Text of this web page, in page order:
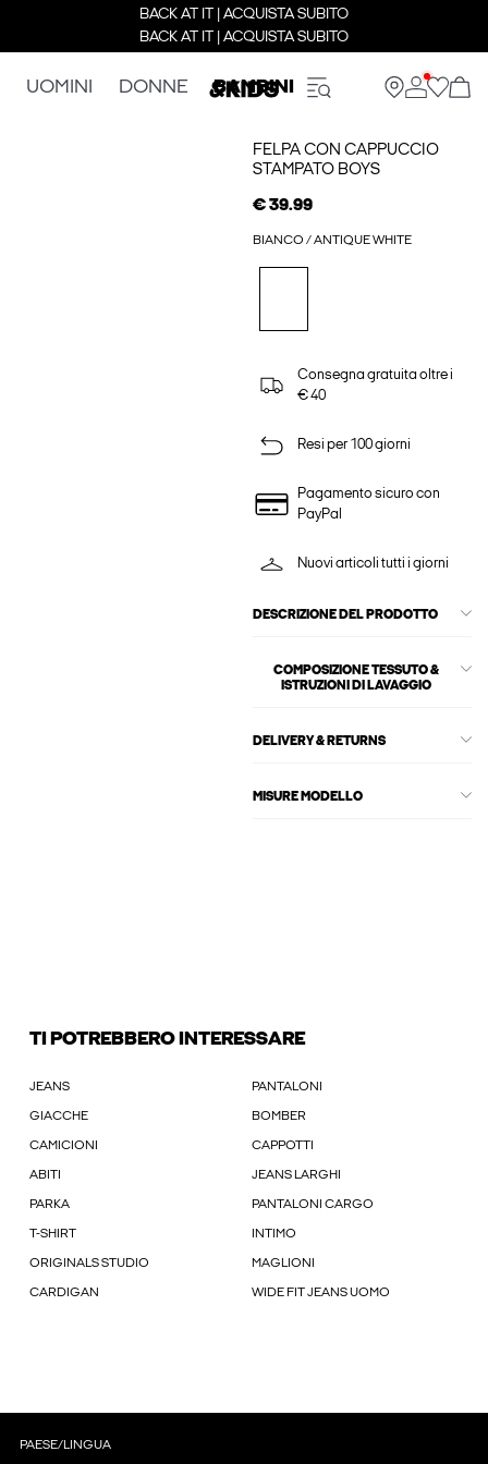
BACK AT IT | ACQUISTA SUBITO
BACK AT IT | ACQUISTA SUBITO
UOMINI DONNE BAMBINI
FELPA CON CAPPUCCIO
STAMPATO BOYS
€ 39.99
BIANCO / ANTIQUE WHITE
Consegna gratuita oltre i
€ 40
Resi per 100 giorni
Pagamento sicuro con
PayPal
Nuovi articoli tutti i giorni
DESCRIZIONE DEL PRODOTTO
COMPOSIZIONE TESSUTO &
ISTRUZIONI DI LAVAGGIO
DELIVERY & RETURNS
MISURE MODELLO
TI POTREBBERO INTERESSARE
JEANS PANTALONI
GIACCHE BOMBER
CAMICIONI CAPPOTTI
ABITI JEANS LARGHI
PARKA PANTALONI CARGO
T-SHIRT INTIMO
ORIGINALS STUDIO MAGLIONI
CARDIGAN WIDE FIT JEANS UOMO
PAESE/LINGUA